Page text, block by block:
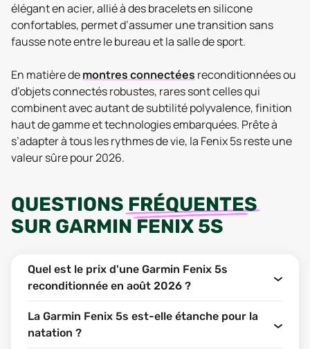
élégant en acier, allié à des bracelets en silicone
confortables, permet d’assumer une transition sans
fausse note entre le bureau et la salle de sport.
En matière demontres connectées reconditionnées ou
d’objets connectés robustes, rares sont celles qui
combinent avec autant de subtilité polyvalence, finition
haut de gamme et technologies embarquées. Prête à
s’adapter à tous les rythmes de vie, la Fenix 5s reste une
valeur sûre pour 2026.
QUESTIONS FRÉQUENTES
SUR GARMIN FENIX 5S
Quel est le prix d'une Garmin Fenix 5s
reconditionnée en août 2026 ?
La Garmin Fenix 5s est-elle étanche pour la
natation ?